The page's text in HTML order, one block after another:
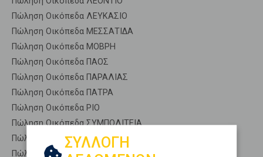
Πώληση Οικόπεδα ΛΕΥΚΑΣΙΟ
Πώληση Οικόπεδα ΜΕΣΣΑΤΙΔΑ
Πώληση Οικόπεδα ΜΟΒΡΗ
Πώληση Οικόπεδα ΠΑΟΣ
Πώληση Οικόπεδα ΠΑΡΑΛΙΑΣ
Πώληση Οικόπεδα ΠΑΤΡΑ
Πώληση Οικόπεδα ΡΙΟ
Πώληση Οικόπεδα ΣΥΜΠΟΛΙΤΕΙΑ
Πώληση Οικόπεδα ΤΡΙΤΑΙΑ
Πώληση Οικόπεδα ΦΑΡΕΣ
ΣΥΛΛΟΓΗ